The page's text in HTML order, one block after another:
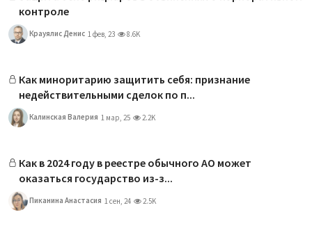
контроле
Крауялис Денис 1 фев, 23 8.6K
Как миноритарию защитить себя: признание
недействительными сделок по п...
Калинская Валерия 1 мар, 25 2.2K
Как в 2024 году в реестре обычного АО может
оказаться государство из-з...
Пиканина Анастасия 1 сен, 24 2.5K